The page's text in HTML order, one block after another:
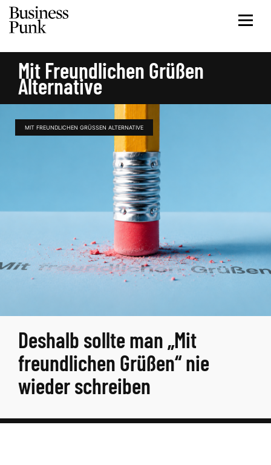
Mit Freundlichen Grüßen
Alternative
MIT FREUNDLICHEN GRÜSSEN ALTERNATIVE
Deshalb sollte man „Mit
freundlichen Grüßen“ nie
wieder schreiben